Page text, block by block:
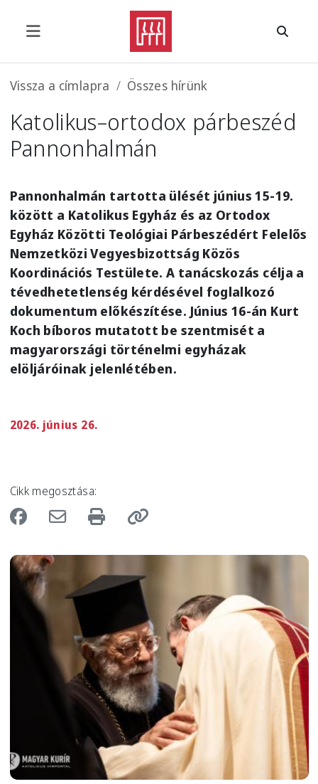
Morzsa
Vissza a címlapra Összes hírünk
Katolikus–ortodox párbeszéd
Pannonhalmán
Pannonhalmán tartotta ülését június 15-19.
között a Katolikus Egyház és az Ortodox
Egyház Közötti Teológiai Párbeszédért Felelős
Nemzetközi Vegyesbizottság Közös
Koordinációs Testülete. A tanácskozás célja a
tévedhetetlenség kérdésével foglalkozó
dokumentum előkészítése. Június 16-án Kurt
Koch bíboros mutatott be szentmisét a
magyarországi történelmi egyházak
elöljáróinak jelenlétében.
2026. június 26.
Cikk megosztása:
Image